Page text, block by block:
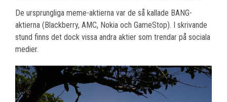
De ursprungliga meme-aktierna var de så kallade BANG-
aktierna (Blackberry, AMC, Nokia och GameStop). I skrivande
stund finns det dock vissa andra aktier som trendar på sociala
medier.